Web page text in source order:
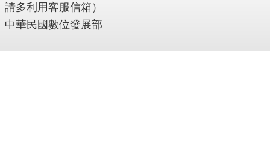
請多利用客服信箱）
中華民國數位發展部